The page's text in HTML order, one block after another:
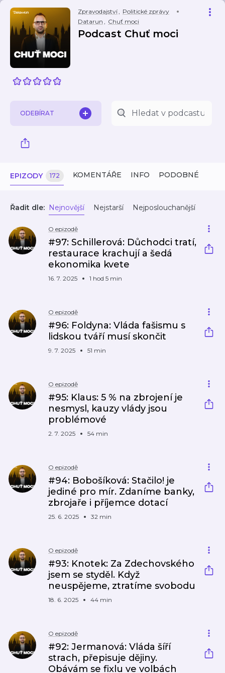
Zpravodajství, Politické zprávy
Datarun , Chuť moci
Podcast Chuť moci
ODEBÍRAT
EPIZODY 172 KOMENTÁŘE INFO PODOBNÉ
Řadit dle: Nejnovější Nejstarší Nejposlouchanější
O epizodě
#97: Schillerová: Důchodci tratí,
restaurace krachují a šedá
ekonomika kvete
16. 7. 2025 1 hod 5 min
O epizodě
#96: Foldyna: Vláda fašismu s
lidskou tváří musí skončit
9. 7. 2025 51 min
O epizodě
#95: Klaus: 5 % na zbrojení je
nesmysl, kauzy vlády jsou
problémové
2. 7. 2025 54 min
O epizodě
#94: Bobošíková: Stačilo! je
jediné pro mír. Zdaníme banky,
zbrojaře i příjemce dotací
25. 6. 2025 32 min
O epizodě
#93: Knotek: Za Zdechovského
jsem se styděl. Když
neuspějeme, ztratíme svobodu
18. 6. 2025 44 min
O epizodě
#92: Jermanová: Vláda šíří
strach, přepisuje dějiny.
Obávám se fixlu ve volbách